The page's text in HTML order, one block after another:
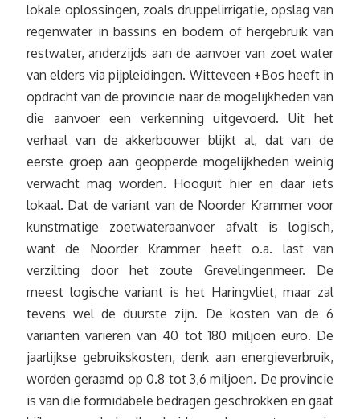
lokale oplossingen, zoals druppelirrigatie, opslag van
regenwater in bassins en bodem of hergebruik van
restwater, anderzijds aan de aanvoer van zoet water
van elders via pijpleidingen. Witteveen +Bos heeft in
opdracht van de provincie naar de mogelijkheden van
die aanvoer een verkenning uitgevoerd. Uit het
verhaal van de akkerbouwer blijkt al, dat van de
eerste groep aan geopperde mogelijkheden weinig
verwacht mag worden. Hooguit hier en daar iets
lokaal. Dat de variant van de Noorder Krammer voor
kunstmatige zoetwateraanvoer afvalt is logisch,
want de Noorder Krammer heeft o.a. last van
verzilting door het zoute Grevelingenmeer. De
meest logische variant is het Haringvliet, maar zal
tevens wel de duurste zijn. De kosten van de 6
varianten variëren van 40 tot 180 miljoen euro. De
jaarlijkse gebruikskosten, denk aan energieverbruik,
worden geraamd op 0.8 tot 3,6 miljoen. De provincie
is van die formidabele bedragen geschrokken en gaat